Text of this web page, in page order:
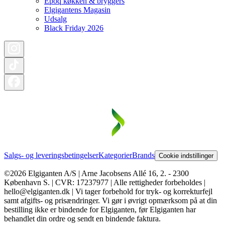
Elgigantens Magasin
Udsalg
Black Friday 2026
Salgs- og leveringsbetingelserKategorierBrands Cookie indstillinger
©2026 Elgiganten A/S | Arne Jacobsens Allé 16, 2. - 2300
København S. | CVR: 17237977 | Alle rettigheder forbeholdes |
hello@elgiganten.dk | Vi tager forbehold for tryk- og korrekturfejl
samt afgifts- og prisændringer. Vi gør i øvrigt opmærksom på at din
bestilling ikke er bindende for Elgiganten, før Elgiganten har
behandlet din ordre og sendt en bindende faktura.